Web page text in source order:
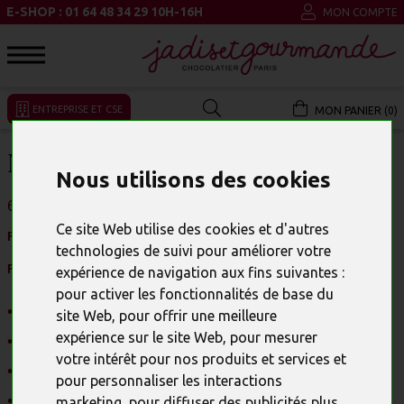
Nous utilisons des cookies
Ce site Web utilise des cookies et d'autres
technologies de suivi pour améliorer votre
expérience de navigation aux fins suivantes :
pour activer les fonctionnalités de base du
site Web, pour offrir une meilleure
expérience sur le site Web, pour mesurer
votre intérêt pour nos produits et services et
pour personnaliser les interactions
E-SHOP : 01 64 48 34 29 10H-16H MON COMPTE
ENTREPRISE ET CSE MON PANIER (0)
NOS BOUTIQUES
6 MAGASINS JADIS ET GOURMANDE À PARIS
Fermeture à 18h30 les 24 et 31 décembre 2025
Fermé le 25 décembre et 1er janvier
•
Votre chocolatier à Paris 4
•
Votre chocolatier à Paris 5
•
Votre chocolatier à Paris 6
•
Votre chocolatier à Paris 8(2 boutiques)